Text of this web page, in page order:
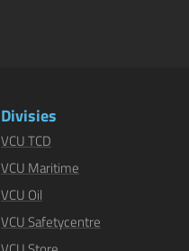
Divisies
VCU TCD
VCU Maritime
VCU Oil
VCU Safetycentre